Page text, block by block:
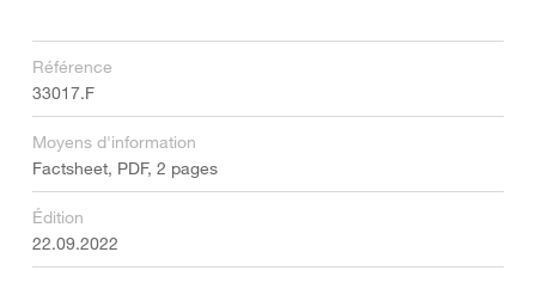
Référence
33017.F
Moyens d'information
Factsheet, PDF, 2 pages
Édition
22.09.2022